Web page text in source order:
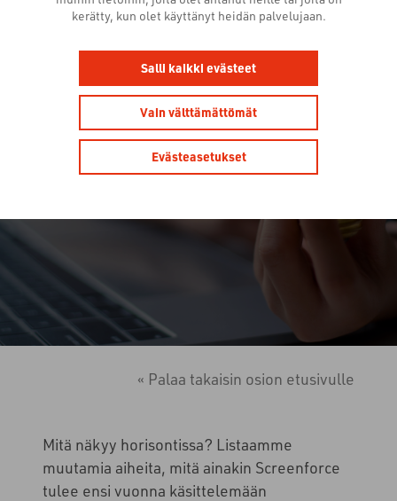
kerätty, kun olet käyttänyt heidän palvelujaan.
Salli kaikki evästeet
Vain välttämättömät
Evästeasetukset
KATSE TULEVAISUUDEN
TRENDEIHIN
27.12.2023 Uutishuone
« Palaa takaisin osion etusivulle
Mitä näkyy horisontissa? Listaamme
muutamia aiheita, mitä ainakin Screenforce
tulee ensi vuonna käsittelemään